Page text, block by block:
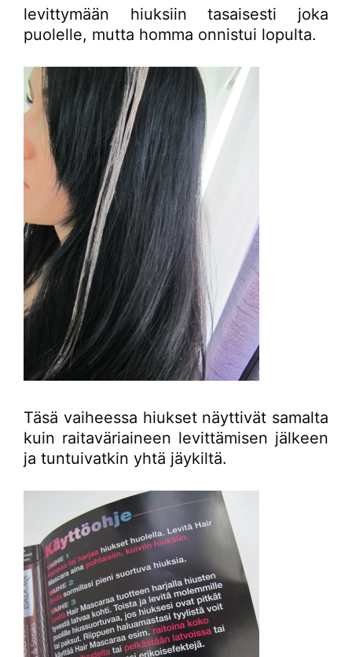
levittymään hiuksiin tasaisesti joka
puolelle, mutta homma onnistui lopulta.
Täsä vaiheessa hiukset näyttivät samalta
kuin raitaväriaineen levittämisen jälkeen
ja tuntuivatkin yhtä jäykiltä.